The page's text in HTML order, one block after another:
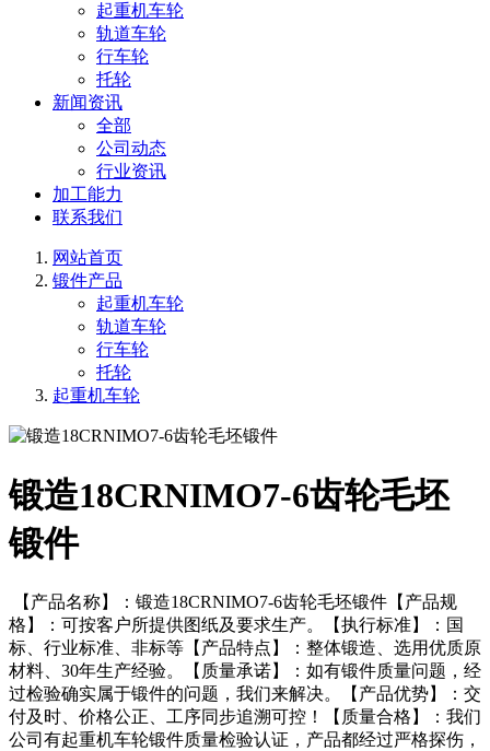
起重机车轮
轨道车轮
行车轮
托轮
新闻资讯
全部
公司动态
行业资讯
加工能力
联系我们
网站首页
锻件产品
起重机车轮
轨道车轮
行车轮
托轮
起重机车轮
锻造18CRNIMO7-6齿轮毛坯
锻件
【产品名称】：锻造18CRNIMO7-6齿轮毛坯锻件【产品规
格】：可按客户所提供图纸及要求生产。【执行标准】：国
标、行业标准、非标等【产品特点】：整体锻造、选用优质原
材料、30年生产经验。【质量承诺】：如有锻件质量问题，经
过检验确实属于锻件的问题，我们来解决。【产品优势】：交
付及时、价格公正、工序同步追溯可控！【质量合格】：我们
公司有起重机车轮锻件质量检验认证，产品都经过严格探伤，